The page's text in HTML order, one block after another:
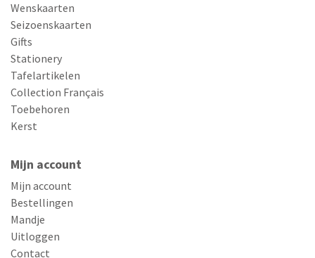
Wenskaarten
Seizoenskaarten
Gifts
Stationery
Tafelartikelen
Collection Français
Toebehoren
Kerst
Mijn account
Mijn account
Bestellingen
Mandje
Uitloggen
Contact